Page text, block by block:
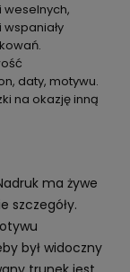
daty, motywu.
na okazję inną
ma żywe
szczegóły.
był widoczny